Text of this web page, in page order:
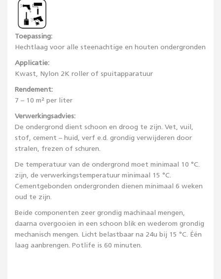
Toepassing:
Hechtlaag voor alle steenachtige en houten ondergronden
Applicatie:
Kwast, Nylon 2K roller of spuitapparatuur
Rendement:
7 – 10 m² per liter
Verwerkingsadvies:
De ondergrond dient schoon en droog te zijn. Vet, vuil,
stof, cement – huid, verf e.d. grondig verwijderen door
stralen, frezen of schuren.
De temperatuur van de ondergrond moet minimaal 10 °C.
zijn, de verwerkingstemperatuur minimaal 15 °C.
Cementgebonden ondergronden dienen minimaal 6 weken
oud te zijn.
Beide componenten zeer grondig machinaal mengen,
daarna overgooien in een schoon blik en wederom grondig
mechanisch mengen. Licht belastbaar na 24u bij 15 °C. Één
laag aanbrengen. Potlife is 60 minuten.